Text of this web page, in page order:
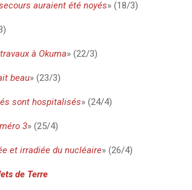
auraient été noyés» (18/3)
à Okuma» (22/3)
beau» (23/3)
sont hospitalisés» (24/4)
3» (25/4)
et irradiée du nucléaire» (26/4)
de Terre